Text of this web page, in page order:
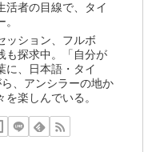
活者の目線で、タイ
ッション、フルボ
も探求中。「自分が
に、日本語・タイ
、アンシラーの地か
楽しんでいる。